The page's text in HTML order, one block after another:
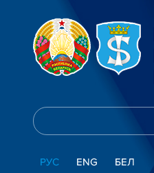
РУС ENG БЕЛ